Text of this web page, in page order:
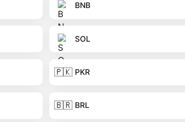
BNB
SOL
🇵🇰 PKR
🇧🇷 BRL